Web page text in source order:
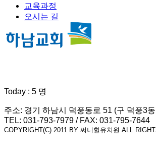
교육과정
오시는 길
Today : 5 명
주소: 경기 하남시 덕풍동로 51 (구 덕풍3
TEL: 031-793-7979 / FAX: 031-795-7644
COPYRIGHT(C) 2011 BY 써니힐유치원 ALL